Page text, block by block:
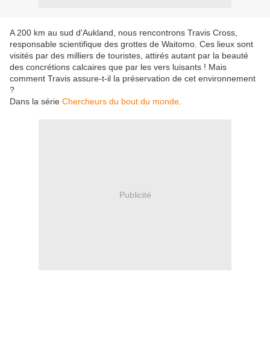
A 200 km au sud d'Aukland, nous rencontrons Travis Cross,
responsable scientifique des grottes de Waitomo. Ces lieux sont
visités par des milliers de touristes, attirés autant par la beauté
des concrétions calcaires que par les vers luisants ! Mais
comment Travis assure-t-il la préservation de cet environnement
?
Dans la série Chercheurs du bout du monde
Publicité